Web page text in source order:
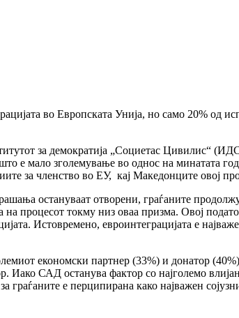
во Европската Унија, но само 20% од
за демократија „Социетас Цивилис“
е мало зголемување во однос на минатата
за членство во ЕУ, кај Македонците овој
остануваат отворени, граѓаните
процесот токму низ оваа призма. Овој
Истовремено, евроинтеграцијата е
економски партнер (33%) и донатор (40%)
Иако САД останува фактор со најголемо
граѓаните е перципирана како најважен